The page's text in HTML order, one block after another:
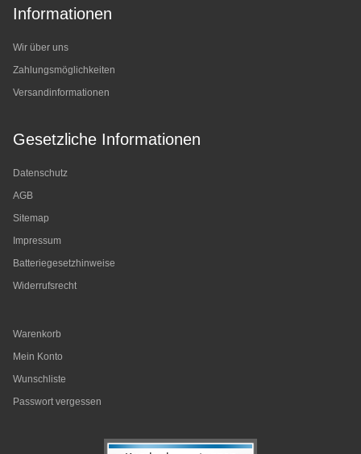
Informationen
Wir über uns
Zahlungsmöglichkeiten
Versandinformationen
Gesetzliche Informationen
Datenschutz
AGB
Sitemap
Impressum
Batteriegesetzhinweise
Widerrufsrecht
Warenkorb
Mein Konto
Wunschliste
Passwort vergessen